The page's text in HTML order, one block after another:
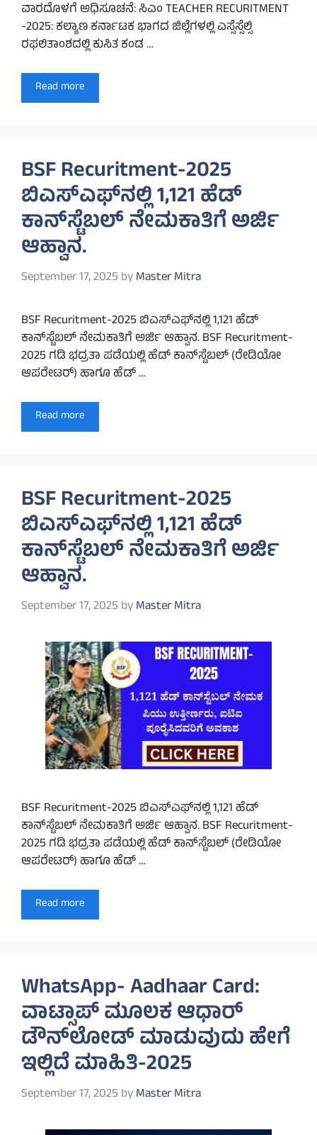
ವಾರದೊಳಗೆ ಅಧಿಸೂಚನೆ: ಸಿಎಂ TEACHER RECURITMENT
-2025: ಕಲ್ಯಾಣ ಕರ್ನಾಟಕ ಭಾಗದ ಜಿಲ್ಲೆಗಳಲ್ಲಿ ಎಸ್ಸೆಸ್ಸೆಲ್ಸಿ
ರಫಲಿತಾಂಶದಲ್ಲಿ ಕುಸಿತ ಕಂಡ …
Read more
BSF Recuritment-2025
ಬಿಎಸ್‌ಎಫ್‌ನಲ್ಲಿ 1,121 ಹೆಡ್
ಕಾನ್‌ಸ್ಟೆಬಲ್ ನೇಮಕಾತಿಗೆ ಅರ್ಜಿ
ಆಹ್ವಾನ.
September 17, 2025 byMaster Mitra
BSF Recuritment-2025 ಬಿಎಸ್‌ಎಫ್‌ನಲ್ಲಿ 1,121 ಹೆಡ್
ಕಾನ್‌ಸ್ಟೆಬಲ್ ನೇಮಕಾತಿಗೆ ಅರ್ಜಿ ಆಹ್ವಾನ. BSF Recuritment-
2025 ಗಡಿ ಭದ್ರತಾ ಪಡೆಯಲ್ಲಿ ಹೆಡ್‌ ಕಾನ್‌ಸ್ಟೆಬಲ್‌ (ರೇಡಿಯೋ
ಆಪರೇಟರ್) ಹಾಗೂ ಹೆಡ್ …
Read more
BSF Recuritment-2025
ಬಿಎಸ್‌ಎಫ್‌ನಲ್ಲಿ 1,121 ಹೆಡ್
ಕಾನ್‌ಸ್ಟೆಬಲ್ ನೇಮಕಾತಿಗೆ ಅರ್ಜಿ
ಆಹ್ವಾನ.
September 17, 2025 byMaster Mitra
BSF Recuritment-2025 ಬಿಎಸ್‌ಎಫ್‌ನಲ್ಲಿ 1,121 ಹೆಡ್
ಕಾನ್‌ಸ್ಟೆಬಲ್ ನೇಮಕಾತಿಗೆ ಅರ್ಜಿ ಆಹ್ವಾನ. BSF Recuritment-
2025 ಗಡಿ ಭದ್ರತಾ ಪಡೆಯಲ್ಲಿ ಹೆಡ್‌ ಕಾನ್‌ಸ್ಟೆಬಲ್‌ (ರೇಡಿಯೋ
ಆಪರೇಟರ್) ಹಾಗೂ ಹೆಡ್ …
Read more
WhatsApp- Aadhaar Card:
ವಾಟ್ಸಾಪ್ ಮೂಲಕ ಆಧಾರ್
ಡೌನ್‌ಲೋಡ್ ಮಾಡುವುದು ಹೇಗೆ
ಇಲ್ಲಿದೆ ಮಾಹಿತಿ-2025
September 17, 2025 byMaster Mitra